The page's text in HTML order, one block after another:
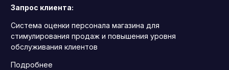
Запрос клиента:
Система оценки персонала магазина для
стимулирования продаж и повышения уровня
обслуживания клиентов
Подробнее